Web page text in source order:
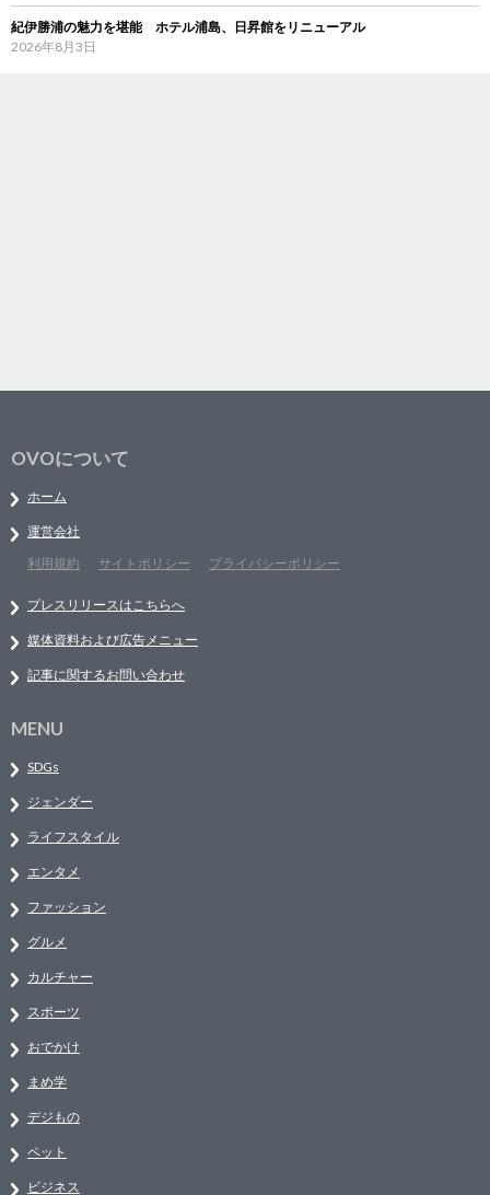
紀伊勝浦の魅力を堪能 ホテル浦島、日昇館をリニューアル
2026年8月3日
OVOについて
ホーム
運営会社
利用規約
サイトポリシー プライバシーポリシー
プレスリリースはこちらへ
媒体資料および広告メニュー
記事に関するお問い合わせ
MENU
SDGs
ジェンダー
ライフスタイル
エンタメ
ファッション
グルメ
カルチャー
スポーツ
おでかけ
まめ学
デジもの
ペット
ビジネス